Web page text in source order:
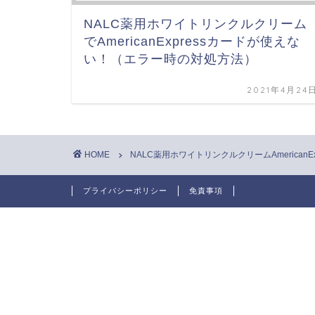
NALC薬用ホワイトリンクルクリーム
でAmericanExpressカードが使えな
い！（エラー時の対処方法）
2021年4月24日
HOME NALC薬用ホワイトリンクルクリーム
プライバシーポリシー 免責事項